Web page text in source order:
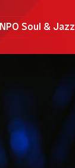
NPO Soul & Jazz